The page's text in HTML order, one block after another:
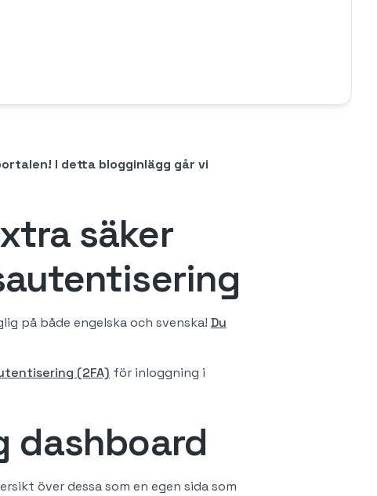
I detta blogginlägg går vi
säker
på både engelska och svenska! Du
(2FA) för inloggning i
dashboard
över dessa som en egen sida som